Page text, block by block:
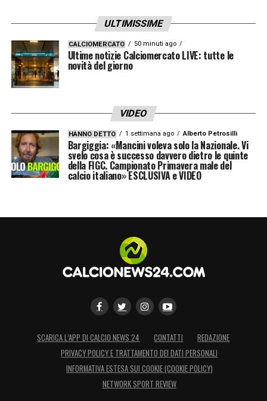
ULTIMISSIME
CALCIOMERCATO 50 minuti ago
Ultime notizie Calciomercato LIVE: tutte le
novità del giorno
VIDEO
HANNO DETTO 1 settimana ago Alberto Petrosilli
Bargiggia: «Mancini voleva solo la Nazionale. Vi
svelo cosa è successo davvero dietro le quinte
della FIGC. Campionato Primavera male del
calcio italiano» ESCLUSIVA e VIDEO
SCARICA L’APP DI CALCIO NEWS 24 CONTATTI
REDAZIONE
PRIVACY POLICY E TRATTAMENTO DEI DATI PERSONALI
INFORMATIVA ESTESA SUI COOKIE (COOKIE POLICY)
NETWORK SPORT REVIEW